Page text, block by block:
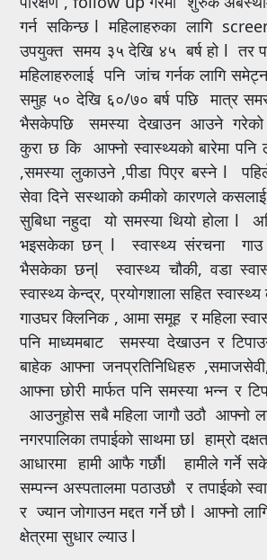
गर्न सकिन्छ l महिलाहरुका लागि
उपयुक्त समय ३५ देखि ४५ बर्ष हो l तर
महिलाहरुलाई पनि जांच गर्नक लागि
समुह ५० देखि ६०/७० बर्ष पछि मात्र
भैसकेपछि समस्या देखाउन आउने गरेको
कुरा छ कि आफ्नो स्वास्थ्यको बारेमा पनि
,समस्या लुकाउने ,पीडा पिएर बस्ने l
सेवा दिने सस्थाको कमीको कारणले
सुबिधा नहुदा यो समस्या थियो होला l
भइसकेका छन् l स्वास्थ्य संरचना गाउ
भैसकेका छन्l स्वास्थ्य चौकी, वडा
स्वास्थ्य केन्द्र, प्रयोगशाला सहित
गाउघर क्लिनिक , आमा समूह र महिला
पनि माध्यमबाट समस्या देखाउन र
बाहेक आफ्ना जनप्रतिनिधिहरु
आफ्ना छोरी मार्फत पनि समस्या भन्न र
आउनुहोस सबै महिला जागौ उठौ आफ्नो
नगरपालिका तपाईको साथमा छl हाम्रो
आधारमा हामी आफै गर्छौl हामीले गर्ने
सम्पन्न अस्पतालमा पठाउछौ र तपाईको
र ज्यान जोगाउन मद्दत गर्ने छौ l आफ्नो
क्षेत्रमा सुधार ल्याउ l